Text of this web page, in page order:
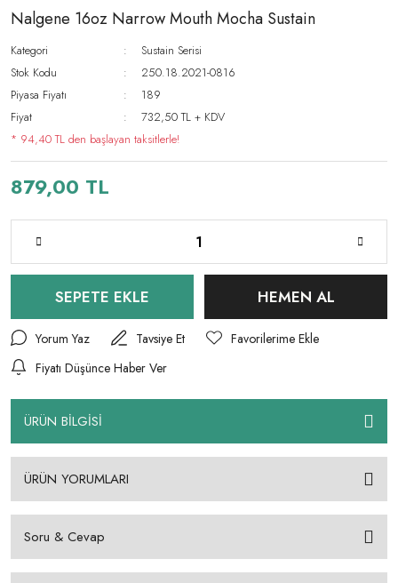
Nalgene 16oz Narrow Mouth Mocha Sustain
Kategori
Sustain Serisi
Stok Kodu
250.18.2021-0816
Piyasa Fiyatı
189
Fiyat
732,50 TL + KDV
* 94,40 TL den başlayan taksitlerle!
879,00 TL
SEPETE EKLE HEMEN AL
Yorum Yaz
Tavsiye Et
Fiyatı Düşünce Haber Ver
ÜRÜN BİLGİSİ
ÜRÜN YORUMLARI
Soru & Cevap